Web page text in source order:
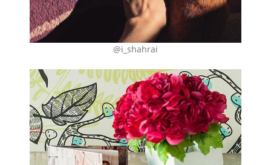
@i_shahrai